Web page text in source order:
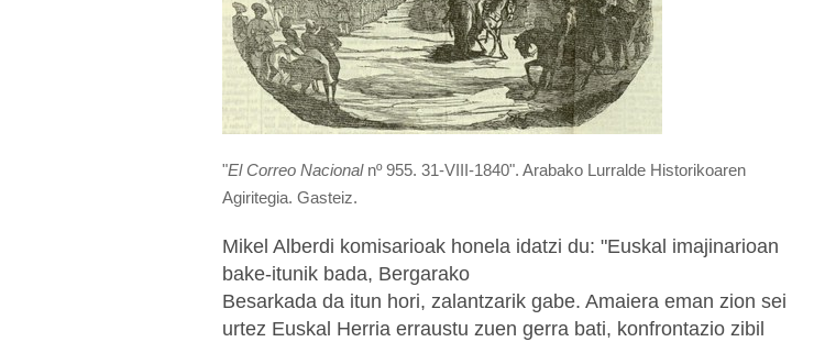
"El Correo Nacionalnº 955. 31-VIII-1840". Arabako Lurralde Historikoaren
Agiritegia. Gasteiz.
Mikel Alberdi komisarioak honela idatzi du: "Euskal imajinarioan
bake-itunik bada, Bergarako
Besarkada da itun hori, zalantzarik gabe. Amaiera eman zion sei
urtez Euskal Herria erraustu zuen gerra bati, konfrontazio zibil